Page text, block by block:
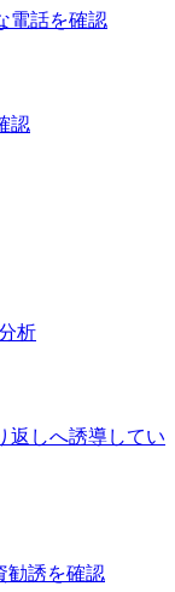
電話を確認
認
析
返しへ誘導してい
勧誘を確認